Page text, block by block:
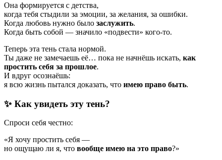
Она формируется с детства,
когда тебя стыдили за эмоции, за желания, за ошибки.
Когда любовь нужно было заслужить.
Когда быть собой — значило «подвести» кого-то.
Теперь эта тень стала нормой.
Ты даже не замечаешь её… пока не начнёшь искать, как
простить себя за прошлое.
И вдруг осознаёшь:
я всю жизнь пытался доказать, что имею право быть.
✨ Как увидеть эту тень?
Спроси себя честно:
«Я хочу простить себя —
но ощущаю ли я, что вообще имею на это право?»